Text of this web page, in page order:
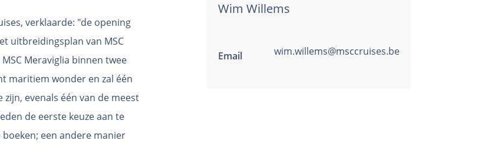
verklaarde: "de opening
uitbreidingsplan van MSC
Meraviglia binnen twee
maritiem wonder en zal één
evenals één van de meest
de eerste keuze aan te
een andere manier
Wim Willems
Email wim.willems@msccruises.be